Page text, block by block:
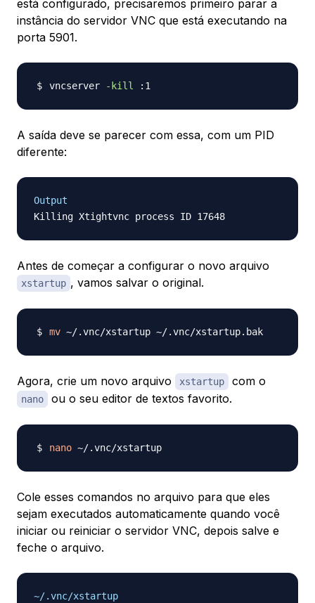
está configurado, precisaremos primeiro parar a
instância do servidor VNC que está executando na
porta 5901.
vncserver -kill
A saída deve se parecer com essa, com um PID
diferente:
Output
Antes de começar a configurar o novo arquivo
xstartup , vamos salvar o original.
mv
Agora, crie um novo arquivo xstartup com o
nano ou o seu editor de textos favorito.
nano
Cole esses comandos no arquivo para que eles
sejam executados automaticamente quando você
iniciar ou reiniciar o servidor VNC, depois salve e
feche o arquivo.
~/.vnc/xstartup